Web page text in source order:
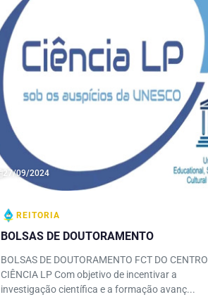
27/09/2024
REITORIA
BOLSAS DE DOUTORAMENTO
BOLSAS DE DOUTORAMENTO FCT DO CENTRO
CIÊNCIA LP Com objetivo de incentivar a
investigação científica e a formação avanç...